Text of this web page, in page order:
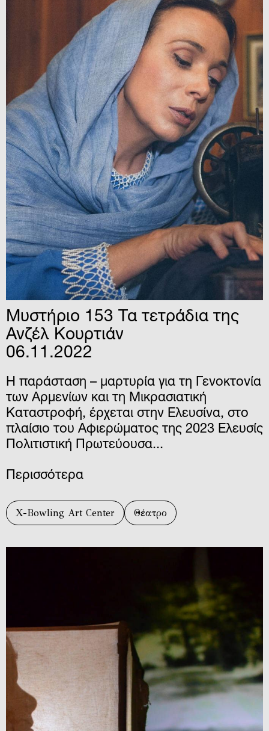
Μυστήριο 153 Τα τετράδια της
Ανζέλ Κουρτιάν
06.11.2022
Η παράσταση – μαρτυρία για τη Γενοκτονία
των Αρμενίων και τη Μικρασιατική
Καταστροφή, έρχεται στην Ελευσίνα, στο
πλαίσιο του Αφιερώματος της 2023 Ελευσίς
Πολιτιστική Πρωτεύουσα...
Περισσότερα
X-Bowling Art Center Θέατρο